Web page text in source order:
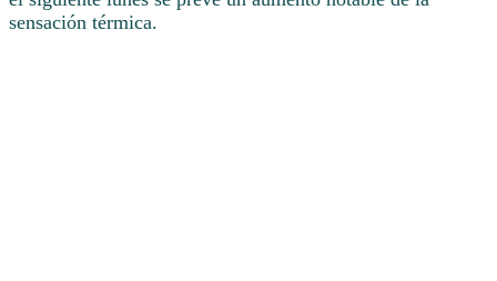
sensación térmica.